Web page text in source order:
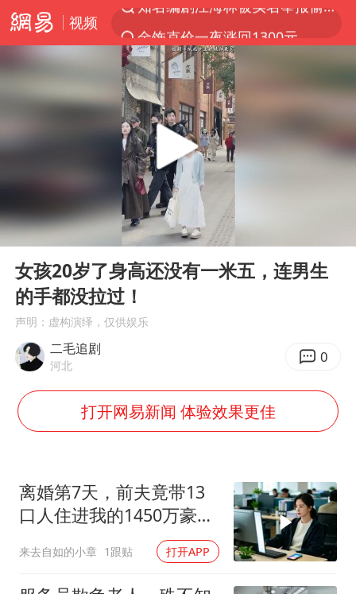
视频
解锁各地夏日限定体验
峰哥 汪海林
西湖突现狂风暴雨 游客瞬间被浇透
富婆带资进组给自己硬加60多场吻戏
河南重大刑事案嫌疑人落网
黄金创今年来最大单周涨幅
梁家辉：到内地拍戏不是北上是回归
酒店回应车内过夜被收150元
“不怕六爷挂得多 就怕六爷挂一颗”
牛津大学一纸声明甩不了锅
网传《披荆斩棘2026》名单
女主硬加吻戏短剧已下架
浙江台州《告全体市民书》
香港宏福苑火灾或由烟头引起
Play
00:00
女孩20岁了身高还没有一米五，连男生
的手都没拉过！
声明：虚构演绎，仅供娱乐
二毛追剧
河北 0
打开网易新闻 体验效果更佳
离婚第7天，前夫竟带13
口人住进我的1450万豪
来去自如的小章 1跟贴 打开APP